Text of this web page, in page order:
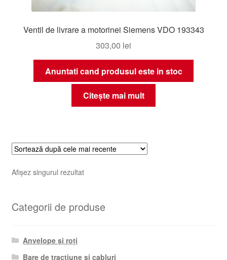
Ventil de livrare a motorinei Siemens VDO 193343
303,00 lei
Anuntati cand produsul este in stoc
Citește mai mult
Afișez singurul rezultat
Categorii de produse
Anvelope și roți
Bare de tracțiune și cabluri